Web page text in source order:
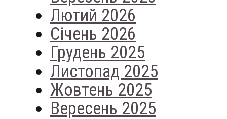
Лютий 2026
Січень 2026
Грудень 2025
Листопад 2025
Жовтень 2025
Вересень 2025